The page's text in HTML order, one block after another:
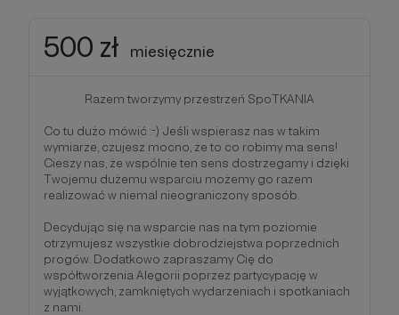
500 zł miesięcznie
Razem tworzymy przestrzeń SpoTKANIA
Co tu dużo mówić :-) Jeśli wspierasz nas w takim
wymiarze, czujesz mocno, że to co robimy ma sens!
Cieszy nas, że wspólnie ten sens dostrzegamy i dzięki
Twojemu dużemu wsparciu możemy go razem
realizować w niemal nieograniczony sposób.
Decydując się na wsparcie nas na tym poziomie
otrzymujesz wszystkie dobrodziejstwa poprzednich
progów. Dodatkowo zapraszamy Cię do
współtworzenia Alegorii poprzez partycypację w
wyjątkowych, zamkniętych wydarzeniach i spotkaniach
z nami.